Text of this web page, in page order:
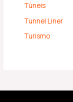
Túneis
Tunnel Liner
Turismo